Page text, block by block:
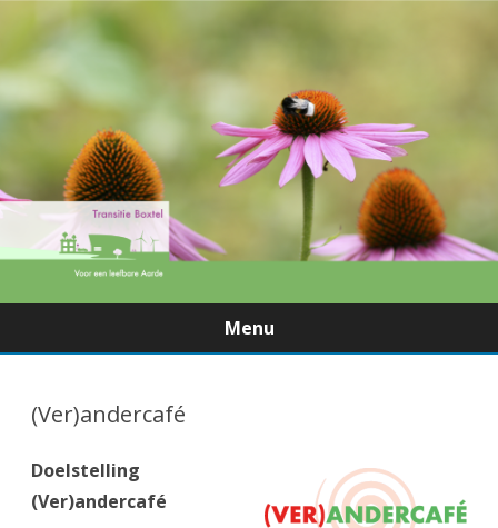
Menu
(Ver)andercafé
Doelstelling
(Ver)andercafé